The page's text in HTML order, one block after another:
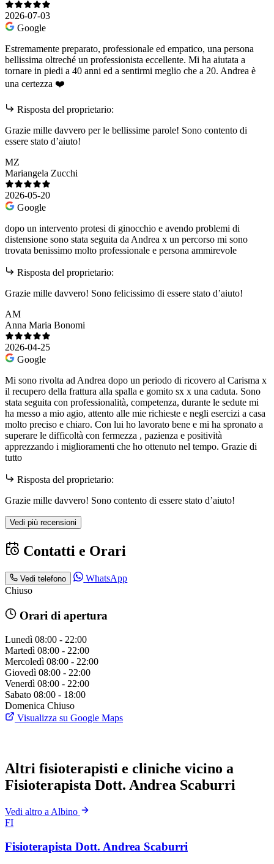
2026-07-03
Google
Estremamente preparato, professionale ed empatico, una persona
bellissima oltreché un professionista eccellente. Mi ha aiutata a
tornare in piedi a 40 anni ed a sentirmi meglio che a 20. Andrea è
una certezza ❤️
Risposta del proprietario:
Grazie mille davvero per le bellissime parole! Sono contento di
essere stato d’aiuto!
MZ
Mariangela Zucchi
2026-05-20
Google
dopo un intervento protesi di ginocchio e avendo problemi di
distensione sono stata seguita da Andrea x un percorso mi sono
trovata benissimo molto professionale e persona ammirevole
Risposta del proprietario:
Grazie mille davvero! Sono felicissimo di essere stato d’aiuto!
AM
Anna Maria Bonomi
2026-04-25
Google
Mi sono rivolta ad Andrea dopo un periodo di ricovero al Carisma x
il recupero della frattura alla spalla e gomito sx x una caduta. Sono
stata seguita con professionalità, competenza, durante le sedute mi
ha messo a mio agio, attento alle mie richieste e negli esercizi a casa
molto preciso e chiaro. Con lui ho lavorato bene e mi ha spronato a
superare le difficoltà con fermezza , pazienza e positività
apprezzando i miglioramenti che ho ottenuto nel tempo. Grazie di
tutto
Risposta del proprietario:
Grazie mille davvero! Sono contento di essere stato d’aiuto!
Vedi più recensioni
Contatti e Orari
Vedi telefono
WhatsApp
Chiuso
Orari di apertura
Lunedì 08:00 - 22:00
Martedì 08:00 - 22:00
Mercoledì 08:00 - 22:00
Giovedì 08:00 - 22:00
Venerdì 08:00 - 22:00
Sabato 08:00 - 18:00
Domenica Chiuso
Visualizza su Google Maps
Altri fisioterapisti e cliniche vicino a
Fisioterapista Dott. Andrea Scaburri
Vedi altro a Albino
FI
Fisioterapista Dott. Andrea Scaburri